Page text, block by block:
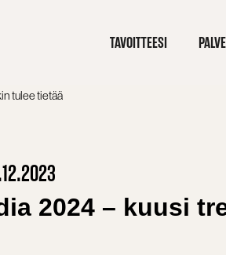
TAVOITTEESI
tulee tietää
2024 – kuusi